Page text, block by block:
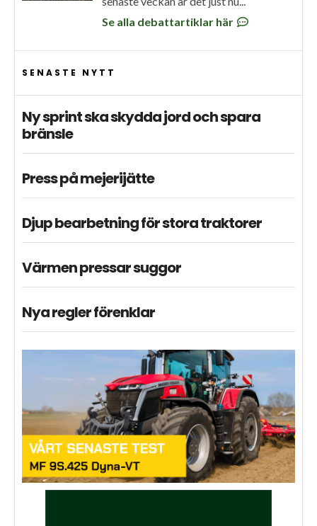
Se alla debattartiklar här
SENASTE NYTT
Ny sprint ska skydda jord och spara
bränsle
Press på mejerijätte
Djup bearbetning för stora traktorer
Värmen pressar suggor
Nya regler förenklar